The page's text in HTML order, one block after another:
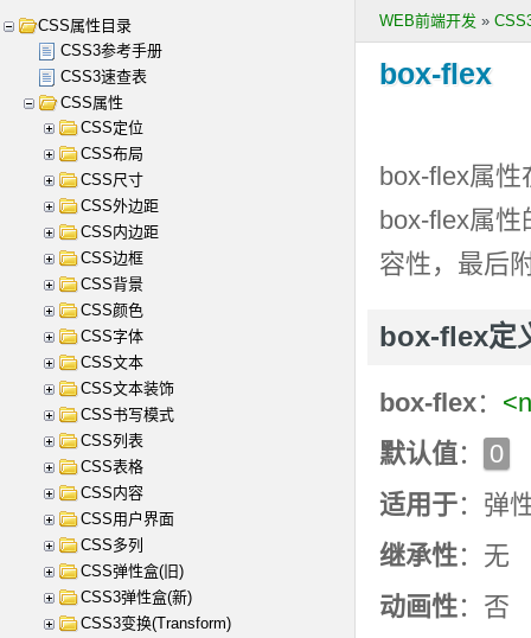
WEB前端开发 »
box-flex
box-flex属性
box-flex属性
容性，最后
box-flex定
box-flex：
默认值：
0
适用于：弹
继承性：无
动画性：否
CSS属性目录
CSS3参考手册
CSS3速查表
CSS属性
CSS定位
CSS布局
CSS尺寸
CSS外边距
CSS内边距
CSS边框
CSS背景
CSS颜色
CSS字体
CSS文本
CSS文本装饰
CSS书写模式
CSS列表
CSS表格
CSS内容
CSS用户界面
CSS多列
CSS弹性盒(旧)
CSS3弹性盒(新)
CSS3变换(Transform)